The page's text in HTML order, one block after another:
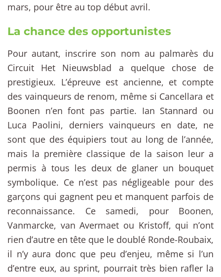
mars, pour être au top début avril.
La chance des opportunistes
Pour autant, inscrire son nom au palmarès du
Circuit Het Nieuwsblad a quelque chose de
prestigieux. L’épreuve est ancienne, et compte
des vainqueurs de renom, même si Cancellara et
Boonen n’en font pas partie. Ian Stannard ou
Luca Paolini, derniers vainqueurs en date, ne
sont que des équipiers tout au long de l’année,
mais la première classique de la saison leur a
permis à tous les deux de glaner un bouquet
symbolique. Ce n’est pas négligeable pour des
garçons qui gagnent peu et manquent parfois de
reconnaissance. Ce samedi, pour Boonen,
Vanmarcke, van Avermaet ou Kristoff, qui n’ont
rien d’autre en tête que le doublé Ronde-Roubaix,
il n’y aura donc que peu d’enjeu, même si l’un
d’entre eux, au sprint, pourrait très bien rafler la